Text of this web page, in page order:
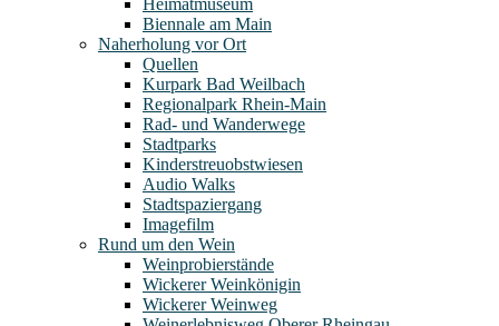
Biennale am Main
Naherholung vor Ort
Quellen
Kurpark Bad Weilbach
Regionalpark Rhein-Main
Rad- und Wanderwege
Stadtparks
Kinderstreuobstwiesen
Audio Walks
Stadtspaziergang
Imagefilm
Rund um den Wein
Weinprobierstände
Wickerer Weinkönigin
Wickerer Weinweg